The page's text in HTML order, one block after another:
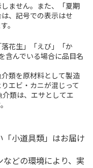
ません。また、「夏期
、記号での表示はせ
。
花生」「えび」「か
含んでいる場合に品目名
類を原材料として製造
エビ・カニが混じって
類は、エサとしてエ
小道具類」はお届け
どの環境により、実